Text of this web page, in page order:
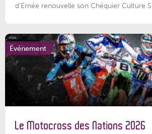
d’Ernée renouvelle son Chéquier Culture
Événement
Le Motocross des Nations 2026